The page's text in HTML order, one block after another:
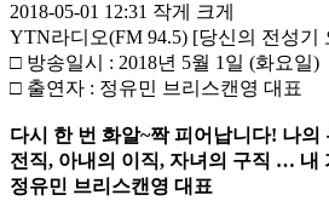
2018-05-01 12:31 작게
크게
YTN라디오(FM 94.5) [당신의 전성기
□ 방송일시 : 2018년 5월 1일 (화요일)
□ 출연자 : 정유민 브리스캔영 대표
다시 한 번 화알~짝 피어납니다! 나의
전직, 아내의 이직, 자녀의 구직 … 내
정유민 브리스캔영 대표